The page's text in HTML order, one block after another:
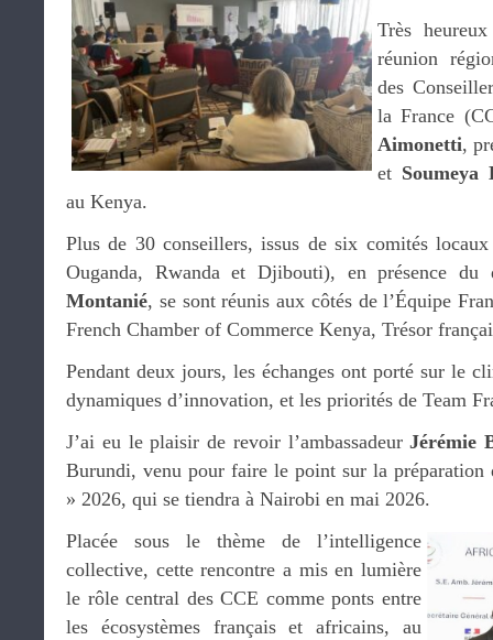
Très
réunion
des
la France
Aimonetti,
et Soumeya
au Kenya.
Plus de 30 conseillers, issus de six comités
Ouganda, Rwanda et Djibouti), en présence du
Montanié, se sont réunis aux côtés de l’Équipe
French Chamber of Commerce Kenya, Trésor
Pendant deux jours, les échanges ont porté sur le
dynamiques d’innovation, et les priorités de Team
J’ai eu le plaisir de revoir l’ambassadeurJérémie
Burundi, venu pour faire le point sur la
» 2026, qui se tiendra à Nairobi en mai 2026.
Placée sous le thème de l’intelligence
collective, cette rencontre a mis en lumière
le rôle central des CCE comme ponts entre
les écosystèmes français et africains, au